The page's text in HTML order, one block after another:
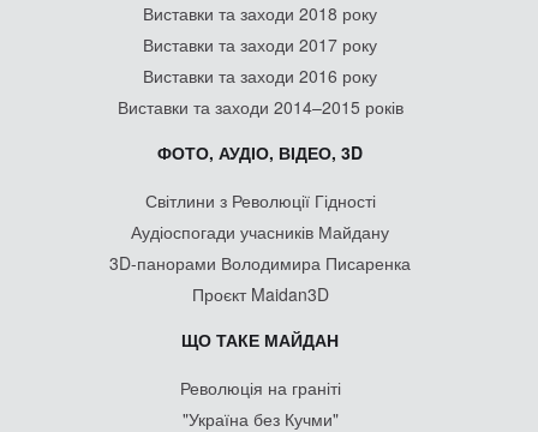
Виставки та заходи 2018 року
Виставки та заходи 2017 року
Виставки та заходи 2016 року
Виставки та заходи 2014–2015 років
ФОТО, АУДІО, ВІДЕО, 3D
Світлини з Революції Гідності
Аудіоспогади учасників Майдану
3D-панорами Володимира Писаренка
Проєкт Maidan3D
ЩО ТАКЕ МАЙДАН
Революція на граніті
"Україна без Кучми"